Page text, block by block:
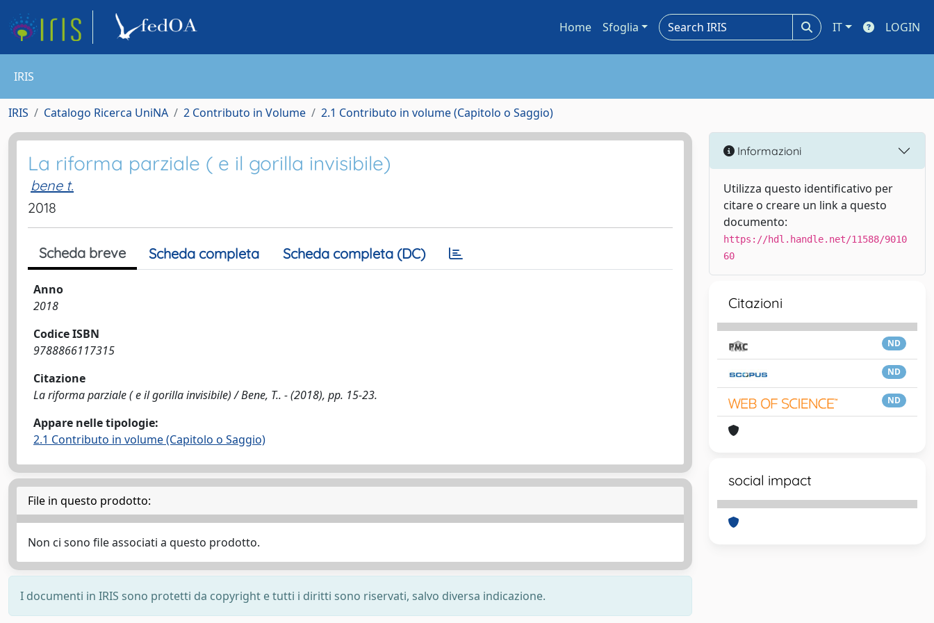
Home Sfoglia IT LOGIN
IRIS
IRIS Catalogo Ricerca UniNA 2 Contributo in Volume 2.1 Contributo in volume (Capitolo o Saggio)
La riforma parziale ( e il gorilla invisibile)
bene t.
2018
Scheda breve Scheda completa Scheda completa (DC)
Anno
2018
Codice ISBN
9788866117315
Citazione
La riforma parziale ( e il gorilla invisibile) / Bene, T.. - (2018), pp. 15-23.
Appare nelle tipologie:
2.1 Contributo in volume (Capitolo o Saggio)
File in questo prodotto:
Non ci sono file associati a questo prodotto.
I documenti in IRIS sono protetti da copyright e tutti i diritti sono riservati, salvo diversa indicazione.
Informazioni
Utilizza questo identificativo per
citare o creare un link a questo
documento:
https://hdl.handle.net/11588/9010
60
Citazioni
ND
ND
ND
social impact